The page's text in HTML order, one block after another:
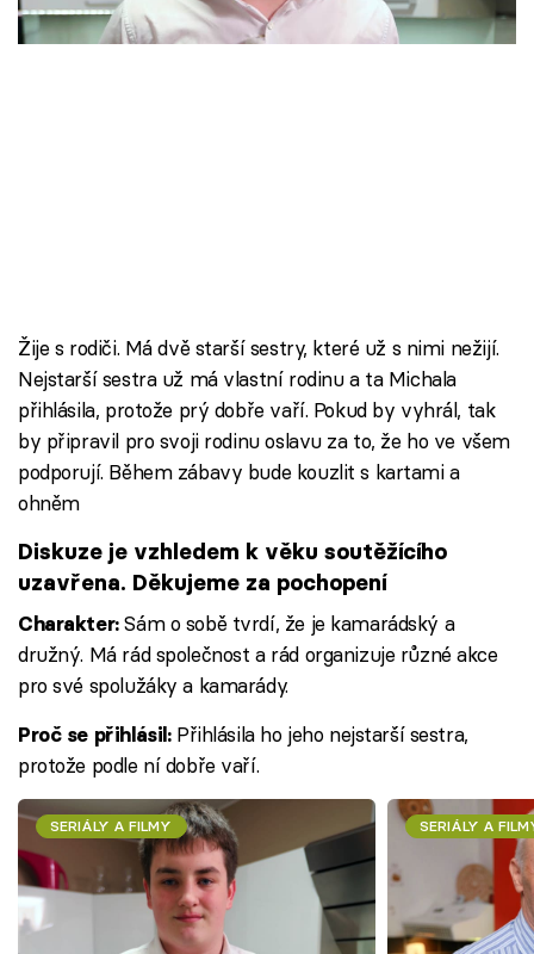
Škola vaření
Sledujte nás
Žije s rodiči. Má dvě starší sestry, které už s nimi nežijí.
Nejstarší sestra už má vlastní rodinu a ta Michala
přihlásila, protože prý dobře vaří. Pokud by vyhrál, tak
by připravil pro svoji rodinu oslavu za to, že ho ve všem
podporují. Během zábavy bude kouzlit s kartami a
ohněm
Diskuze je vzhledem k věku soutěžícího
uzavřena. Děkujeme za pochopení
Charakter:Sám o sobě tvrdí, že je kamarádský a
družný. Má rád společnost a rád organizuje různé akce
pro své spolužáky a kamarády.
Proč se přihlásil:Přihlásila ho jeho nejstarší sestra,
protože podle ní dobře vaří.
SERIÁLY A FILMY SERIÁLY A